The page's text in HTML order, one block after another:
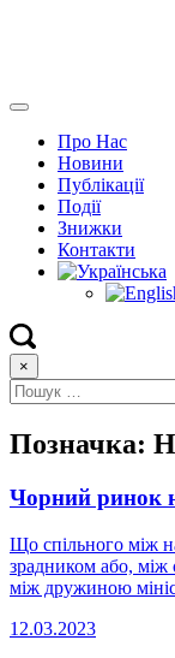
Про Нас
Новини
Публікації
Події
Знижки
Контакти
×
Позначка:
Чорний ринок
Що спільного між
зрадником або, між
між дружиною
12.03.2023